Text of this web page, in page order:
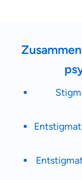
Krankenhaus
Versicherung
Mit dem